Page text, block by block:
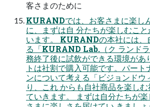
客さまのために
KURANDでは、お客さまに楽し
に、まずは自 分たちが楽しむこ
います。 KURANDの本社には、
る「KURAND Lab.（ク ランド
務終了後に試飲ができる環境があ
トは社割で購入可能です。パート
ンについて考える「ビジョンドウ
り、これ からも自社商品を楽し
ていきます。 まずは自分たちが